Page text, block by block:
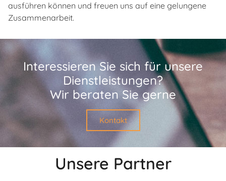
ausführen können und freuen uns auf eine gelungene
Zusammenarbeit.
Interessieren Sie sich für unsere
Dienstleistungen?
Wir beraten Sie gerne
Kontakt
Unsere Partner